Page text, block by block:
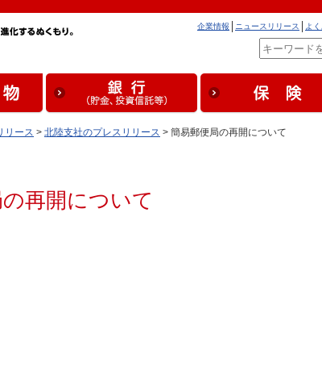
よ
ニュースリリース
企業情報
リース > 北陸支社のプレスリリース > 簡易郵便局の再開について
再開について